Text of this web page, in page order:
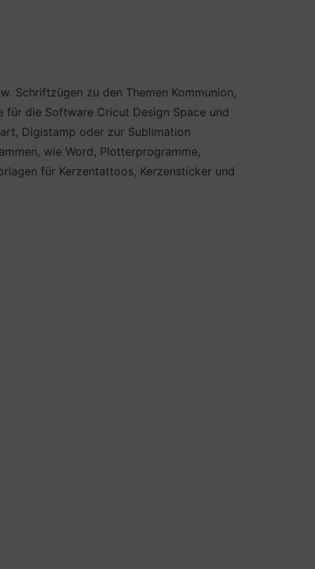
Schriftzügen zu den Themen Kommunion,
für die Software Cricut Design Space und
Digistamp oder zur Sublimation
wie Word, Plotterprogramme,
für Kerzentattoos, Kerzensticker und